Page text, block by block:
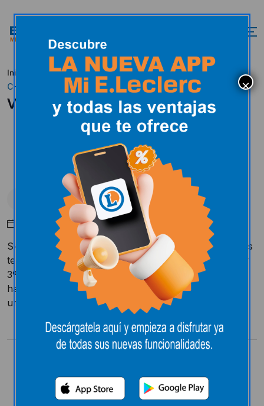
Inicio Actualidad Uncategorized
VISITA CEIP LA
CHARCA
VISITA CEIP LA CHARCA
Uncategorized
Abril 19, 2017
Siguiendo con nuestras jornadas de visitas, hoy hemos
tenido el placer de contar con los alumnos de 1º, 2º y
3º de infantil del CEIP LA CHARCA. A pesar de que
había algunos muy chiquititos, han aguantado como
unos campeones la visita y se lo han pasado genial.
Compartir: